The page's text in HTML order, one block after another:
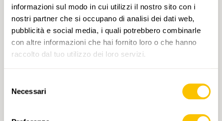
informazioni sul modo in cui utilizzi il nostro sito con i
nostri partner che si occupano di analisi dei dati web,
pubblicità e social media, i quali potrebbero combinarle
con altre informazioni che hai fornito loro o che hanno
raccolto dal tuo utilizzo dei loro servizi.
delNecessari
tüchtigen Kleinstädter, die in Frauenfeld,
Kreuzlingen, Arbon, Amriswil, Weinfelden oder
Romanshorn für viel Lebensqualität sorgen.
Dieser Wanderweg verbindet Stadt und Land
auf fast ideale Weise. Er beginnt am Bahnhof
bis ins Brückendorf Amlikon. Dann steigt er